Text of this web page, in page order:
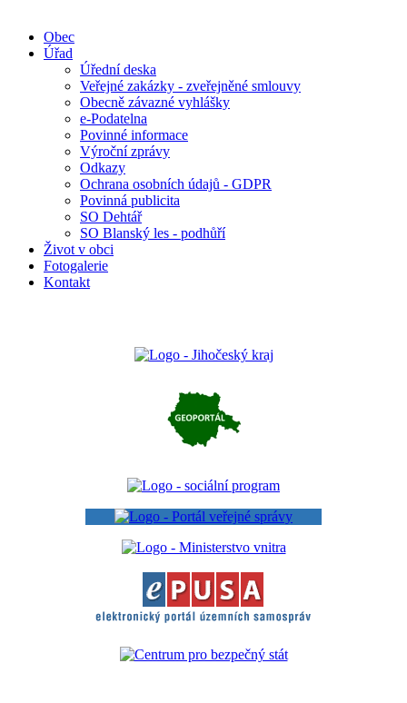
Obec
Úřad
Úřední deska
Veřejné zakázky - zveřejněné smlouvy
Obecně závazné vyhlášky
e-Podatelna
Povinné informace
Výroční zprávy
Odkazy
Ochrana osobních údajů - GDPR
Povinná publicita
SO Dehtář
SO Blanský les - podhůří
Život v obci
Fotogalerie
Kontakt